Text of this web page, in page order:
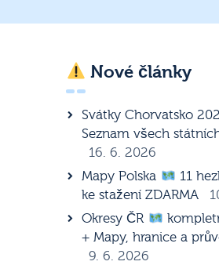
Nové články
Svátky Chorvatsko
Seznam všech
16. 6. 2026
Mapy Polska
11
ke stažení ZDARMA
Okresy ČR
+ Mapy, hranice a
9. 6. 2026